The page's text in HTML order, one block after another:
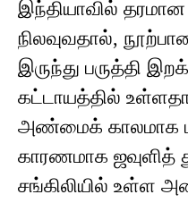
இந்தியாவில் தரமான
நிலவுவதால்,
இருந்து பருத்தி
கட்டாயத்தில்
அண்மைக் காலமாக
காரணமாக ஜவுளித்
சங்கிலியில் உள்ள